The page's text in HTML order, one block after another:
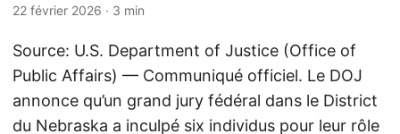
22 février 2026 · 3 min
Source: U.S. Department of Justice (Office of
Public Affairs) — Communiqué officiel. Le DOJ
annonce qu’un grand jury fédéral dans le District
du Nebraska a inculpé six individus pour leur rôle